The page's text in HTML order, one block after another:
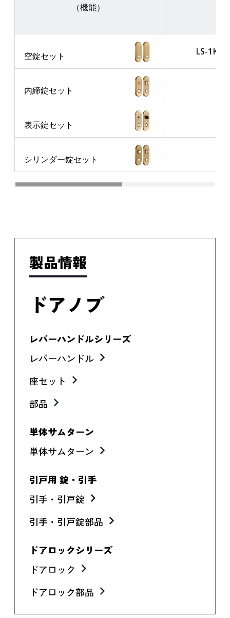
（機能）
空錠セット LS-
内締錠セット
表示錠セット
シリンダー錠セット
製品情報
ドアノブ
レバーハンドルシリーズ
レバーハンドル
座セット
部品
単体サムターン
単体サムターン
引戸用 錠・引手
引手・引戸錠
引手・引戸錠部品
ドアロックシリーズ
ドアロック
ドアロック部品